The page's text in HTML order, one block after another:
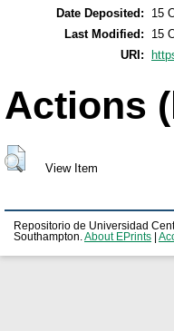
Date Deposited:
15
Last Modified:
15
URI:
Actions
View Item
Repositorio de Universidad
Southampton. About EPrints